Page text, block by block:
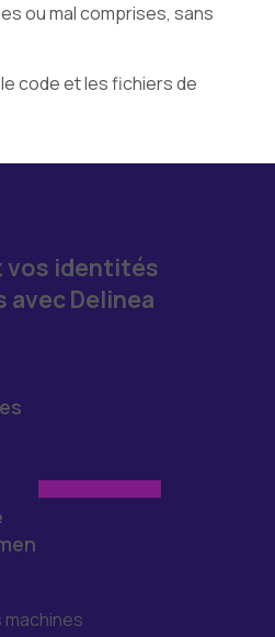
ou mal comprises, sans
code et les fichiers de
vos identités
avec Delinea